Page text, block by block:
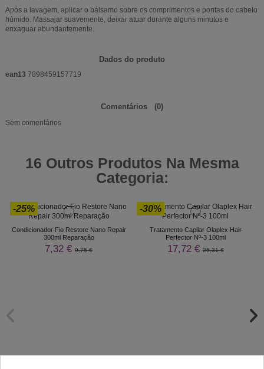
Após a lavagem, aplicar o bálsamo sobre os comprimentos e pontas do cabelo
húmido. Massajar suavemente, deixar atuar durante alguns minutos e
enxaguar abundantemente.
Dados do produto
ean13 7898459157719
Comentários (0)
Sem comentários
16 Outros Produtos Na Mesma
Categoria:
-25%
Condicionador Fio Restore Nano Repair
300ml Reparação
7,32 € 9,75 €
-30%
Tratamento Capilar Olaplex Hair
Perfector Nº-3 100ml
17,72 €25,31 €